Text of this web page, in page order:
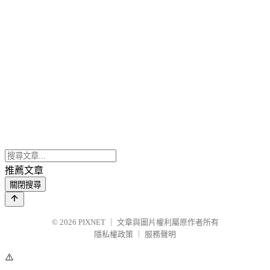
推薦文章
關閉搜尋
© 2026 PIXNET
文章與圖片權利屬原作者所有
隱私權政策
服務聲明
⚠️